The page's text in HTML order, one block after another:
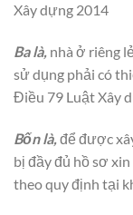
Xây dựng 2014
Ba là, nhà ở riêng
sử dụng phải có
Điều 79 Luật Xây
Bốn là,để được
bị đầy đủ hồ sơ
theo quy định tại